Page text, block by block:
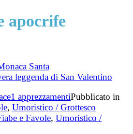
apocrife
Santa
leggenda di San Valentino
1 apprezzamentiPubblicato in
, Umoristico / Grottesco
e Favole, Umoristico /